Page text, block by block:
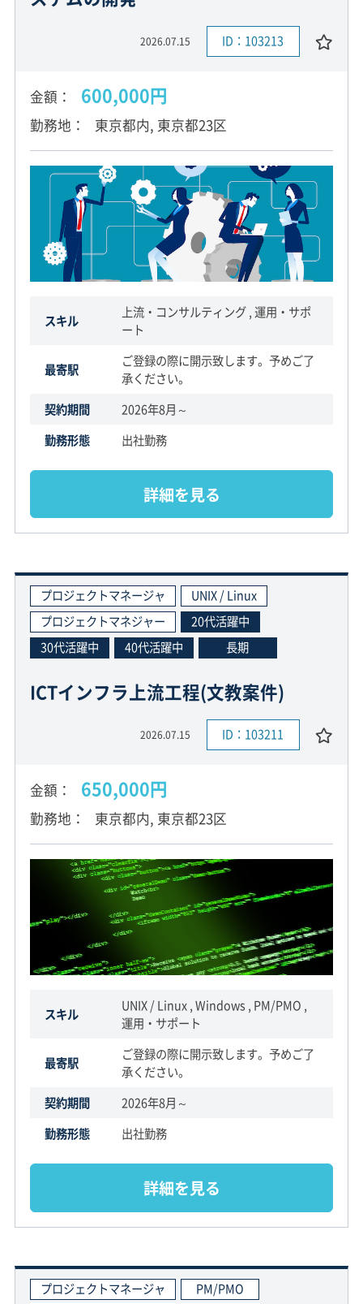
2026.07.15 ID：103213
金額 600,000円
勤務地 東京都内, 東京都23区
スキル
上流・コンサルティング , 運用・サポ
ート
最寄駅
ご登録の際に開示致します。予めご了
承ください。
契約期間
2026年8月～
勤務形態
出社勤務
詳細を見る
プロジェクトマネージャ
UNIX / Linux
プロジェクトマネジャー
20代活躍中
30代活躍中
40代活躍中 長期
ICTインフラ上流工程(文教案件)
2026.07.15 ID：103211
金額 650,000円
勤務地 東京都内, 東京都23区
スキル
UNIX / Linux , Windows , PM/PMO ,
運用・サポート
最寄駅
ご登録の際に開示致します。予めご了
承ください。
契約期間
2026年8月～
勤務形態
出社勤務
詳細を見る
プロジェクトマネージャ
PM/PMO